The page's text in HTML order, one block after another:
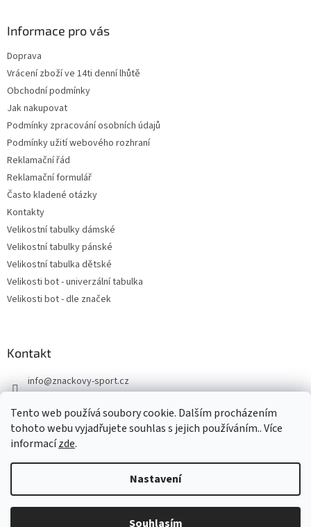
Tento web používá soubory cookie. Dalším procházením
tohoto webu vyjadřujete souhlas s jejich používáním.. Více
informacízde.
Nastavení
Souhlasím
DOVOLENÁ - objednávky přijaté nyní odešleme v pondělí 10.8.
Informace pro vás
Doprava
Vrácení zboží ve 14ti denní lhůtě
Obchodní podmínky
Jak nakupovat
Podmínky zpracování osobních údajů
Podmínky užití webového rozhraní
Reklamační řád
Reklamační formulář
Často kladené otázky
Kontakty
Velikostní tabulky dámské
Velikostní tabulky pánské
Velikostní tabulka dětské
Velikosti bot - univerzální tabulka
Velikosti bot - dle značek
Kontakt
info@znackovy-sport.cz
Vytvořil Shoptet